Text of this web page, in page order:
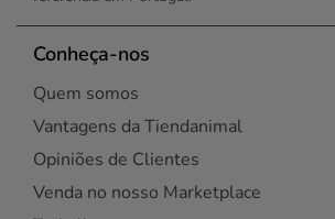
Conheça-nos
Quem somos
Vantagens da Tiendanimal
Opiniões de Clientes
Venda no nosso Marketplace